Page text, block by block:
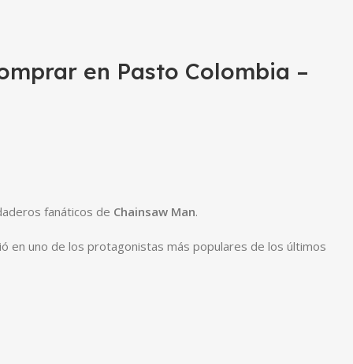
en Pasto Colombia –
fanáticos de Chainsaw Man.
en uno de los protagonistas más populares de los últimos